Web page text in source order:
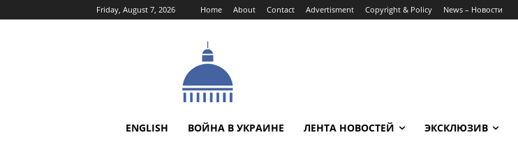
Friday, August 7, 2026 Home About Contact Advertisment Copyright & Policy News – Новости
ENGLISH ВОЙНА В УКРАИНЕ ЛЕНТА НОВОСТЕЙ ЭКСКЛЮЗИВ